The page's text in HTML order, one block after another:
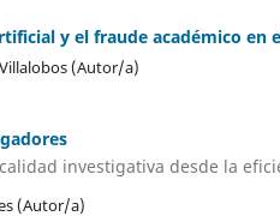
y el fraude académico en
(Autor/a)
investigativa desde la
(Autor/a)